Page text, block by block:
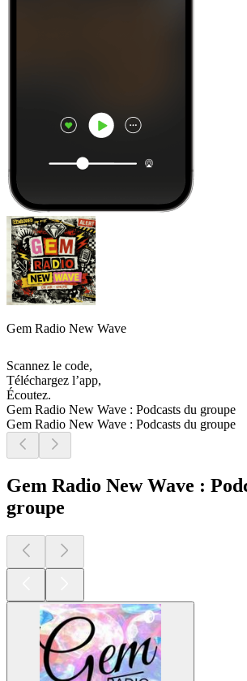
Gem Radio New Wave
Scannez le code,
Téléchargez l’app,
Écoutez.
Gem Radio New Wave : Podcasts du groupe
Gem Radio New Wave : Podcasts du groupe
Gem Radio New Wave :
groupe